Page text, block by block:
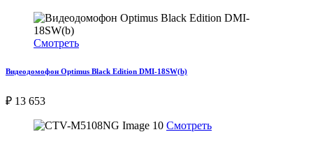
Смотреть
Видеодомофон Optimus Black Edition DMI-18SW(b)
₽ 13 653
Смотреть